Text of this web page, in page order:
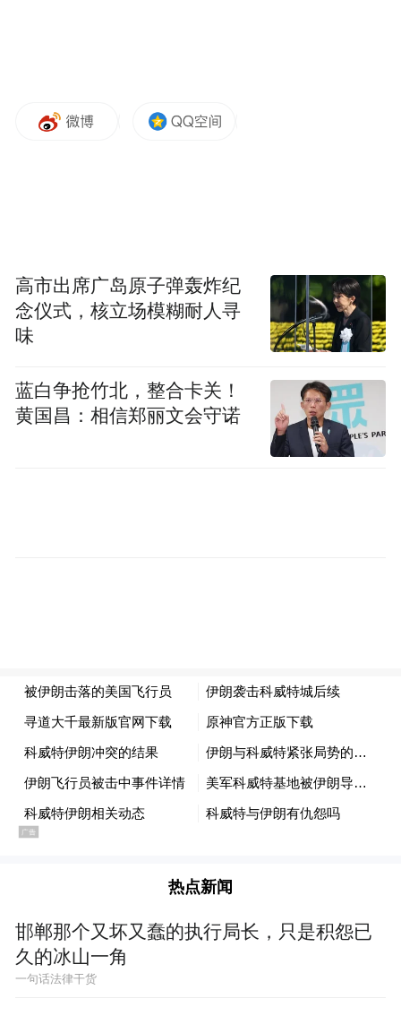
次被迫弹射逃生，因为其驾驶的F-15E战机于
蔽躲藏了近两天后才获救。
国“战区”网站
今年4月，美军参谋长联席会议主席凯恩在这
两人获救后，于白宫举行的一场简报会上表
示：“无论是飞行员还是武器系统军官，在与
部队失去联系期间所展现出的勇气，以及他
“他们的坚毅精神和顽强的战斗意志，直接源
于他们对我方救援部队的绝对信任、他们所
高市出席广岛原子弹轰炸纪
念仪式，核立场模糊耐人寻
味
蓝白争抢竹北，整合卡关！
黄国昌：相信郑丽文会守诺
热点新闻
邯郸那个又坏又蠢的执行局长，只是积怨已
久的冰山一角
一句话法律干货